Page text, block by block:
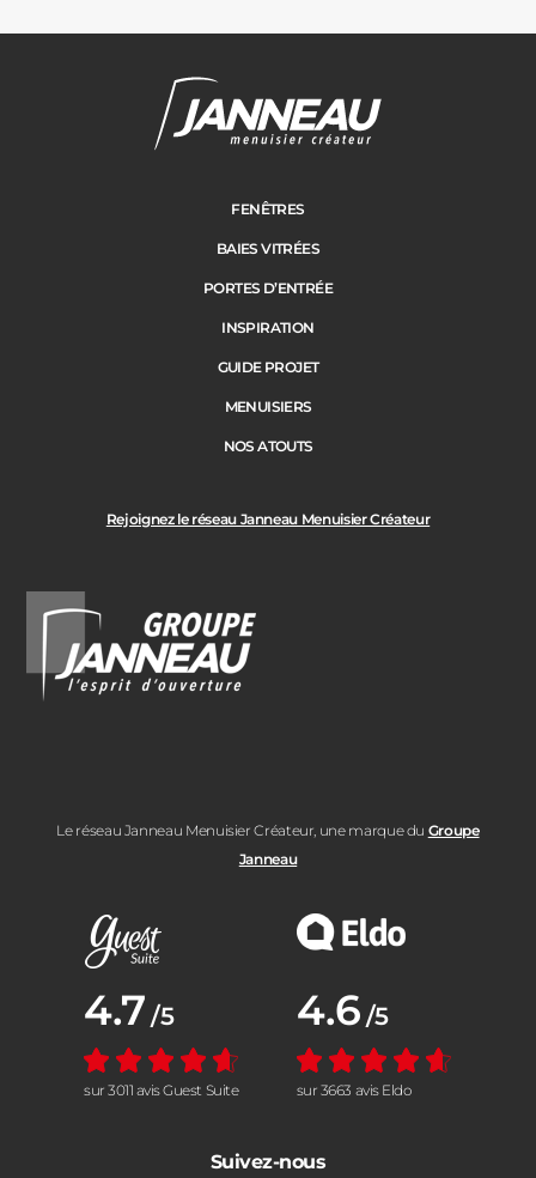
Cloture
Suivant
Adresse des travaux
Code Postal des travaux
Rejoignez le réseau Janneau Menuisier Créateur
Le réseau Janneau Menuisier Créateur, une marque du Groupe
Janneau
FENÊTRES
BAIES VITRÉES
PORTES D’ENTRÉE
INSPIRATION
GUIDE PROJET
MENUISIERS
NOS ATOUTS
Note moyenne :
4.7 /5
sur 3011 avis Guest Suite
Note moyenne :
4.6 /5
sur 3663 avis Eldo
Suivez-nous